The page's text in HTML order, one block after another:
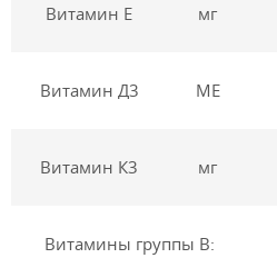
Витамин Е мг
Витамин Д3 МЕ
Витамин К3 мг
Витамины группы В: